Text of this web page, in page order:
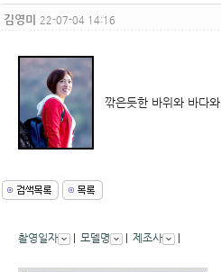
김영미 22-07-04 14:16
깎은듯한 바위와 바다
촬영일자 모델명 제조사